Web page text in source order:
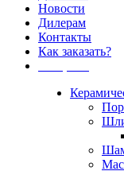
Новости
Дилерам
Контакты
Как заказать?